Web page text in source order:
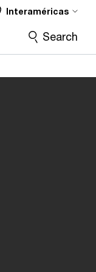
Interaméricas
Search